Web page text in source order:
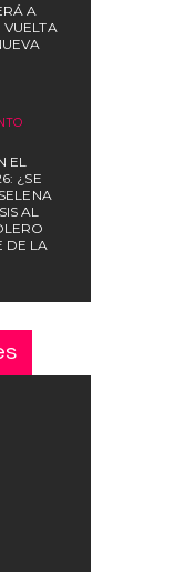
A
EL
¿SE
AL
DE LA